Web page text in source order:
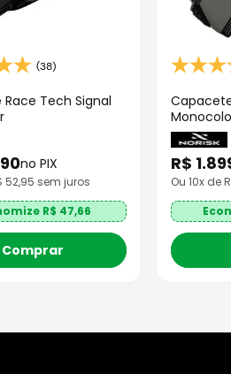
(38)
Tech Signal
90no PIX
52,95 sem juros
R$ 47,66
Comprar
R$ 1.
Ou10x de